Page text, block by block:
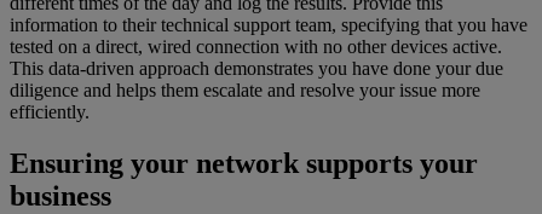
information to their technical support team, specifying that you have
tested on a direct, wired connection with no other devices active.
This data-driven approach demonstrates you have done your due
diligence and helps them escalate and resolve your issue more
efficiently.
Ensuring your network supports your
business